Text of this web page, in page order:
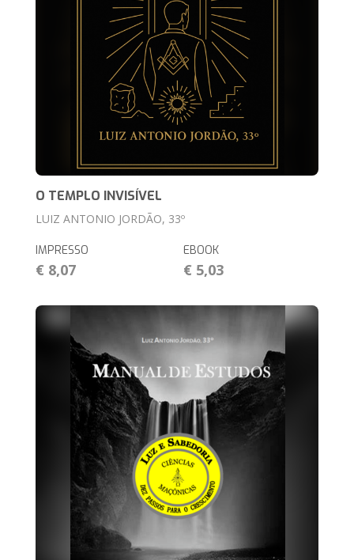
O TEMPLO INVISÍVEL
LUIZ ANTONIO JORDÃO, 33º
IMPRESSO
€ 8,07
EBOOK
€ 5,03